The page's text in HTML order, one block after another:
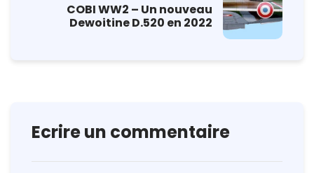
COBI WW2 – Un nouveau
Dewoitine D.520 en 2022
Ecrire un commentaire